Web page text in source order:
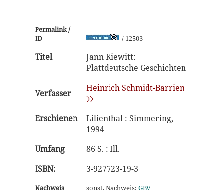
Permalink /
ID
/ 12503
Titel
Jann Kiewitt:
Plattdeutsche Geschichten
Verfasser
Heinrich Schmidt-Barrien
〉〉
Erschienen
Lilienthal : Simmering,
1994
Umfang
86 S. : Ill.
ISBN:
3-927723-19-3
Nachweis sonst. Nachweis: GBV